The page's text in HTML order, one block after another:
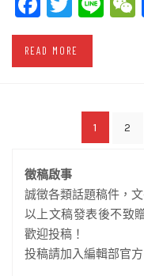
READ MORE
1 2
徵稿啟事
誠徵各類話題稿件，
以上文稿發表後不致
歡迎投稿！
投稿請加入編輯部官